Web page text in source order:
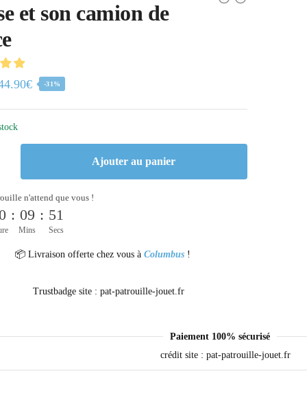
et son camion de
€ -31%
Ajouter au panier
n'attend que vous !
: 09
Mins
: 51
Secs
📦 Livraison offerte chez vous àColumbus !
Paiement 100% sécurisé